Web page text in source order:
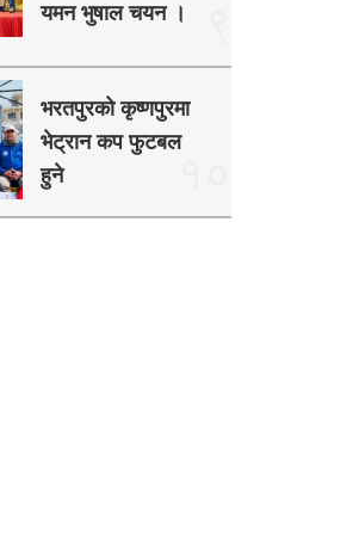
यमन भुषाल चयन ।
भरतपुरको कृष्णपुरमा
भेट्रान कप फुटबल
हुने